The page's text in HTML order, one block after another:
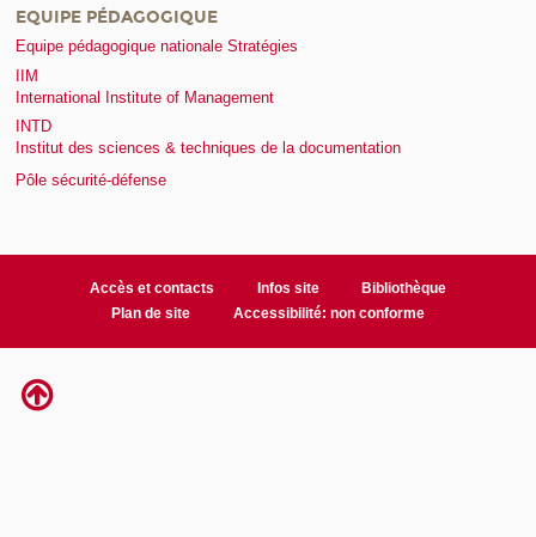
EQUIPE PÉDAGOGIQUE
Equipe pédagogique nationale Stratégies
IIM
International Institute of Management
INTD
Institut des sciences & techniques de la documentation
Pôle sécurité-défense
Accès et contacts Infos site
Bibliothèque
Plan de site
Accessibilité: non conforme